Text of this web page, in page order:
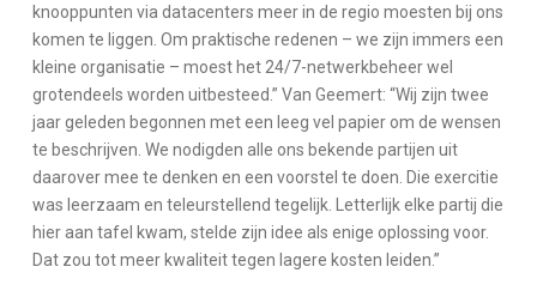
knooppunten via datacenters meer in de regio moesten bij ons
komen te liggen. Om praktische redenen – we zijn immers een
kleine organisatie – moest het 24/7-netwerkbeheer wel
grotendeels worden uitbesteed.” Van Geemert: “Wij zijn twee
jaar geleden begonnen met een leeg vel papier om de wensen
te beschrijven. We nodigden alle ons bekende partijen uit
daarover mee te denken en een voorstel te doen. Die exercitie
was leerzaam en teleurstellend tegelijk. Letterlijk elke partij die
hier aan tafel kwam, stelde zijn idee als enige oplossing voor.
Dat zou tot meer kwaliteit tegen lagere kosten leiden.”